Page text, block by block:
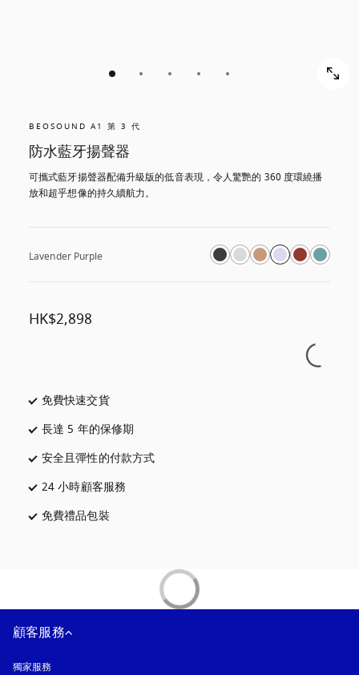
BEOSOUND A1 第 3 代
防水藍牙揚聲器
可攜式藍牙揚聲器配備升級版的低音表現，令人驚艷的 360 度環繞播
放和超乎想像的持久續航力。
Lavender Purple
HK$2,898
免費快速交貨以新標籤頁開啟
長達 5 年的保修期
安全且彈性的付款方式
24 小時顧客服務
免費禮品包裝以新標籤頁開啟
顧客服務
獨家服務